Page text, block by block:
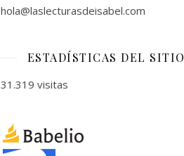
hola@laslecturasdeisabel.com
ESTADÍSTICAS DEL SITIO
31.319 visitas